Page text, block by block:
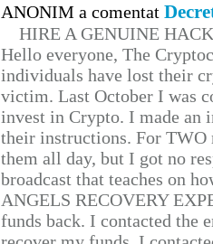
ANONIM a comentat
HIRE A GENUINE
Hello everyone, The
individuals have lost their
victim. Last October I was
invest in Crypto. I made
their instructions. For TWO
them all day, but I got no
broadcast that teaches on
ANGELS RECOVERY
funds back. I contacted the